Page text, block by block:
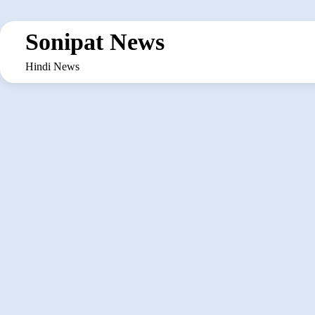
to
contentSonipat News
Hindi News